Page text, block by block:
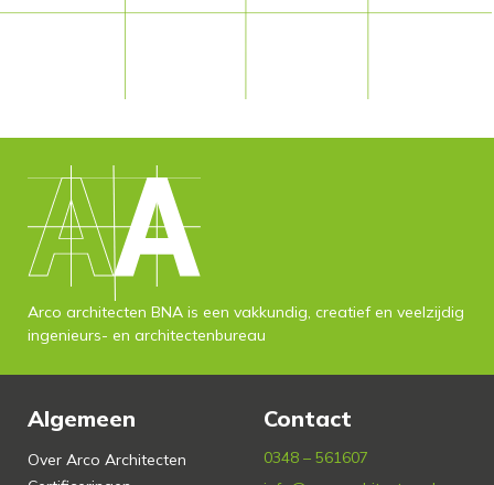
Arco architecten BNA is een vakkundig, creatief en veelzijdig
ingenieurs- en architectenbureau
Algemeen
Over Arco Architecten
Contact
0348 – 561607